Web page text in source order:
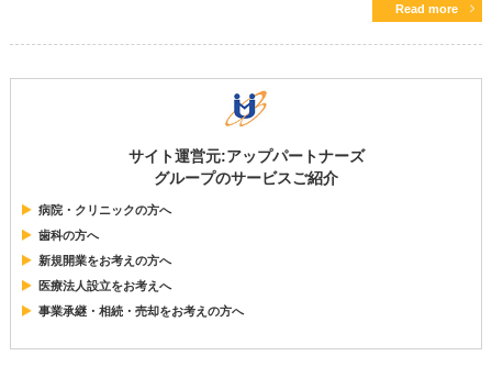
Read more
サイト運営元:アップパートナーズ
グループのサービスご紹介
病院・クリニックの方へ
歯科の方へ
新規開業をお考えの方へ
医療法人設立をお考えへ
事業承継・相続・売却をお考えの方へ